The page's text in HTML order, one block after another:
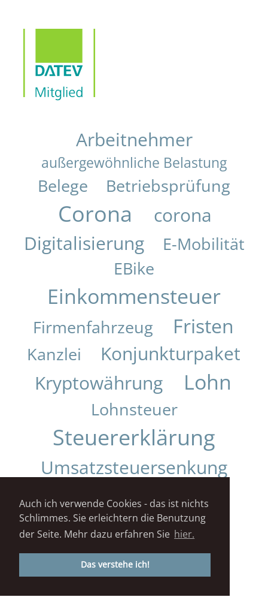
Auch ich verwende Cookies - das ist nichts
Schlimmes. Sie erleichtern die Benutzung
der Seite. Mehr dazu erfahren Sie hier.
Das verstehe ich!
Arbeitnehmer
außergewöhnliche Belastung
Belege Betriebsprüfung
Corona
corona
Digitalisierung
E-Mobilität
EBike
Einkommensteuer
Firmenfahrzeug Fristen
Kanzlei
Konjunkturpaket
Kryptowährung
Lohn
Lohnsteuer
Steuererklärung
Umsatzsteuersenkung
Urteil
Impressum
Datenschutz
STEUERKANZLEI DANIELA KUNZ© 2018